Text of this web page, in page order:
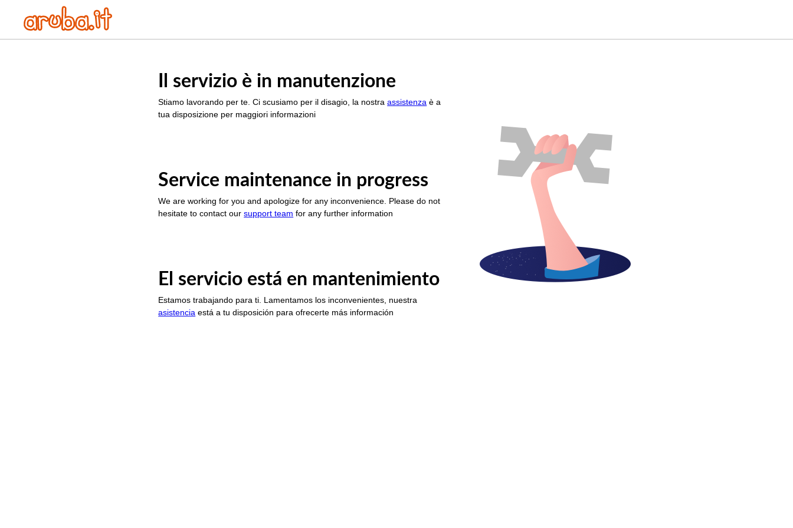
Il servizio è in manutenzione
Stiamo lavorando per te. Ci scusiamo per il disagio, la nostraassistenza è a
tua disposizione per maggiori informazioni
Service maintenance in progress
We are working for you and apologize for any inconvenience. Please do not
hesitate to contact oursupport team for any further information
El servicio está en mantenimiento
Estamos trabajando para ti. Lamentamos los inconvenientes, nuestra
asistencia está a tu disposición para ofrecerte más información